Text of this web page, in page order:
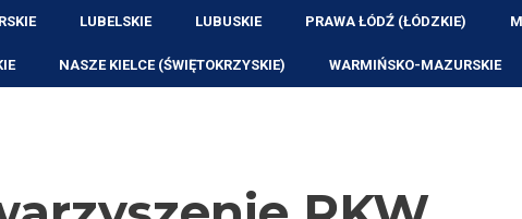
LUBELSKIE LUBUSKIE PRAWA ŁÓDŹ (ŁÓDZKIE)
NASZE KIELCE (ŚWIĘTOKRZYSKIE) WARMIŃSKO-MAZURSKIE